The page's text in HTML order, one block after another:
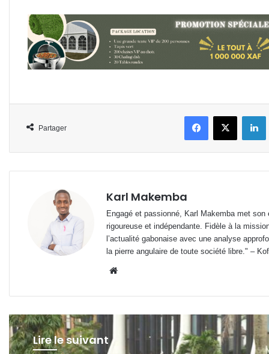
Partager
FacebookX
Karl Makemba
Engagé et passionné, Karl Makemba met
rigoureuse et indépendante. Fidèle à la
l’actualité gabonaise avec une analyse
la pierre angulaire de toute société libre." –
Lire le suivant